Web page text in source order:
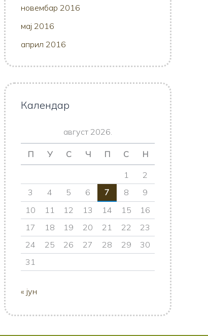
новембар 2016
мај 2016
април 2016
Календар
август 2026.
П У С Ч П С Н
1
2
3
4 5 6 7 8
9
10
11 12 13 14 15
16
17
18 19 20 21 22
23
24
25 26 27 28 29
30
31
« јун